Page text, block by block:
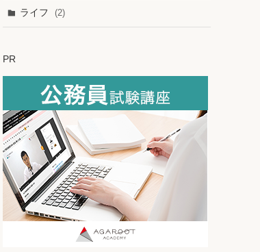
ライフ (2)
PR